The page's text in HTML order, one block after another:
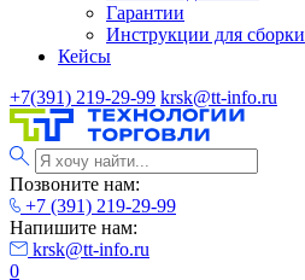
Гарантии
Инструкции для сборки
Кейсы
+7(391) 219-29-99 krsk@tt-info.ru
Позвоните нам:
+7 (391) 219-29-99
Напишите нам:
krsk@tt-info.ru
0